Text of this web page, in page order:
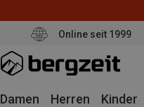
Online seit 1999
Damen Herren Kinder